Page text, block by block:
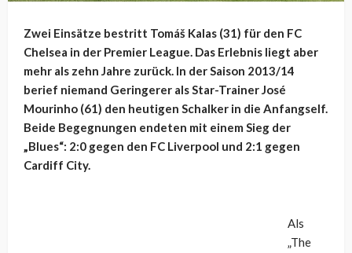
Zwei Einsätze bestritt Tomáš Kalas (31) für den FC
Chelsea in der Premier League. Das Erlebnis liegt aber
mehr als zehn Jahre zurück. In der Saison 2013/14
berief niemand Geringerer als Star-Trainer José
Mourinho (61) den heutigen Schalker in die Anfangself.
Beide Begegnungen endeten mit einem Sieg der
„Blues“: 2:0 gegen den FC Liverpool und 2:1 gegen
Cardiff City.
Als
„The